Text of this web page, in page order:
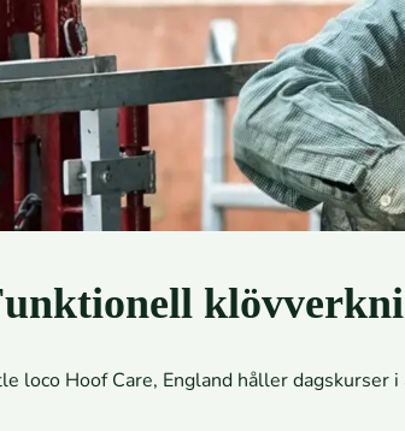
loco Hoof Care, England håller